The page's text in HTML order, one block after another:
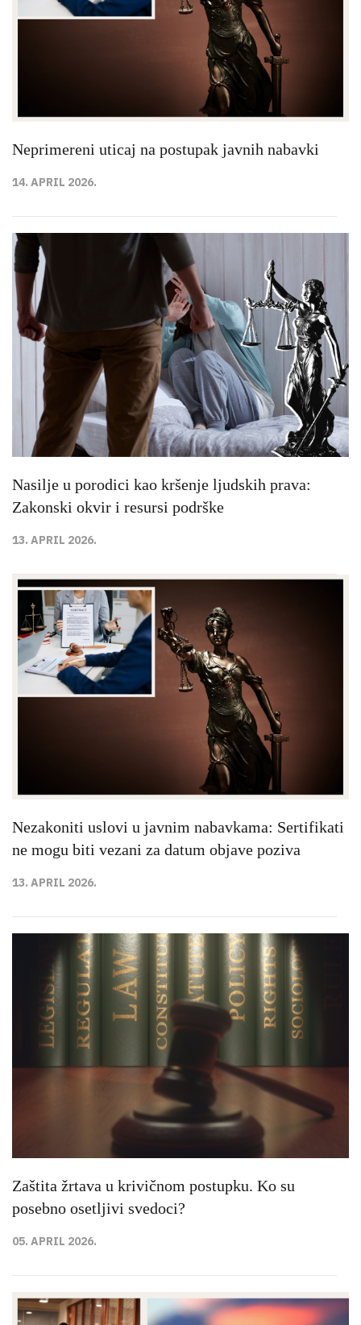
Neprimereni uticaj na postupak javnih nabavki
14. APRIL 2026.
Nasilje u porodici kao kršenje ljudskih prava:
Zakonski okvir i resursi podrške
13. APRIL 2026.
Nezakoniti uslovi u javnim nabavkama: Sertifikati
ne mogu biti vezani za datum objave poziva
13. APRIL 2026.
Zaštita žrtava u krivičnom postupku. Ko su
posebno osetljivi svedoci?
05. APRIL 2026.